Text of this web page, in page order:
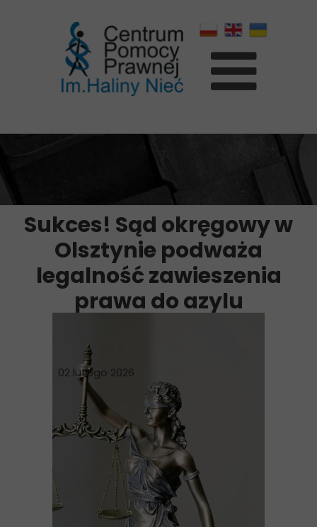
02 lutego 2026
Sukces! Sąd okręgowy w
Olsztynie podważa
legalność zawieszenia
prawa do azylu